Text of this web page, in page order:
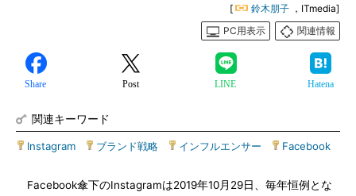
[ 鈴木朋子 ，ITmedia]
PC用表示
関連情報
Share Post LINE Hatena
関連キーワード
Instagram ブランド戦略 インフルエンサー Facebook
Facebook傘下のInstagramは2019年10月29日、毎年恒例とな